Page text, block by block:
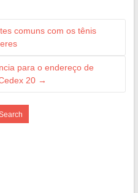
comuns com os tênis
para o endereço de
20 →